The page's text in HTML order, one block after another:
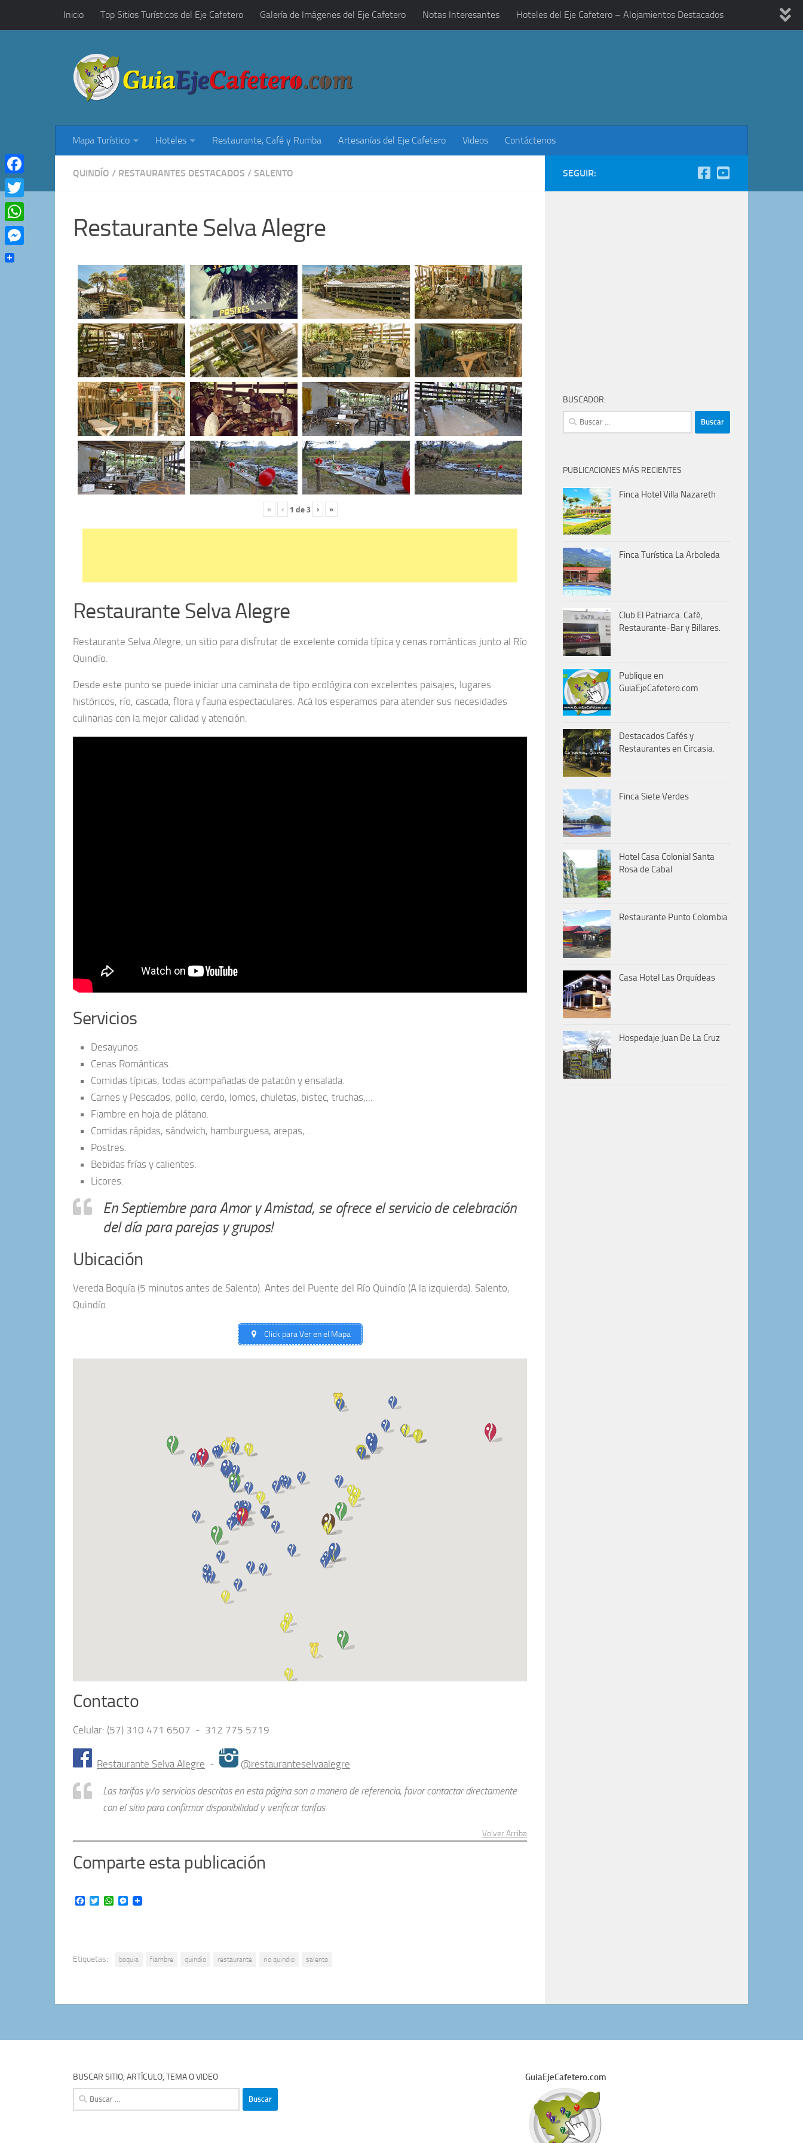
Saltar al contenido
Inicio Top Sitios Turísticos del Eje Cafetero Galería de Imágenes del Eje Cafetero Notas Interesantes Hoteles del Eje Cafetero – Alojamientos Destacados
Mapa Turístico Hoteles Restaurante, Café y Rumba Artesanías del Eje Cafetero Videos Contáctenos
QUINDÍO / RESTAURANTES DESTACADOS / SALENTO
Restaurante Selva Alegre
« ‹ 1 de3 › »
Restaurante Selva Alegre
Restaurante Selva Alegre, un sitio para disfrutar de excelente comida típica y cenas románticas junto al Río
Quindío.
Desde este punto se puede iniciar una caminata de tipo ecológica con excelentes paisajes, lugares
históricos, río, cascada, flora y fauna espectaculares. Acá los esperamos para atender sus necesidades
culinarias con la mejor calidad y atención.
Servicios
Desayunos.
Cenas Románticas.
Comidas típicas, todas acompañadas de patacón y ensalada.
Carnes y Pescados, pollo, cerdo, lomos, chuletas, bistec, truchas,...
Fiambre en hoja de plátano.
Comidas rápidas, sándwich, hamburguesa, arepas,...
Postres.
Bebidas frías y calientes.
Licores.
En Septiembre para Amor y Amistad, se ofrece el servicio de celebración
del día para parejas y grupos!
Ubicación
Vereda Boquía (5 minutos antes de Salento). Antes del Puente del Río Quindío (A la izquierda). Salento,
Quindío.
Click para Ver en el Mapa
Contacto
Celular: (57) 310 471 6507 - 312 775 5719
Restaurante Selva Alegre - @restauranteselvaalegre
Las tarifas y/o servicios descritos en esta página son a manera de referencia, favor contactar directamente
con el sitio para confirmar disponibilidad y verificar tarifas.
Volver Arriba
Comparte esta publicación
Facebook
TwitterWhatsApp
Messenger
Etiquetas: boquia fiambre quindio restaurante rio quindio salento
SEGUIR:
BUSCADOR:
Buscar:
PUBLICACIONES MÁS RECIENTES
Finca Hotel Villa Nazareth
Finca Turística La Arboleda
Club El Patriarca. Café,
Restaurante-Bar y Billares.
Publique en
GuiaEjeCafetero.com
Destacados Cafés y
Restaurantes en Circasia.
Finca Siete Verdes
Hotel Casa Colonial Santa
Rosa de Cabal
Restaurante Punto Colombia
Casa Hotel Las Orquídeas
Hospedaje Juan De La Cruz
BUSCAR SITIO, ARTÍCULO, TEMA O VIDEO
Buscar:
GuiaEjeCafetero.com
Facebook
Twitter
WhatsApp
Messenger